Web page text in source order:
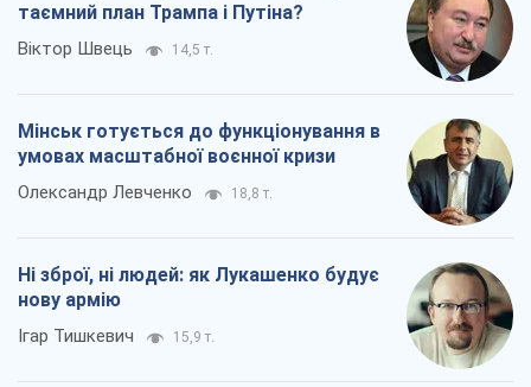
таємний план Трампа і Путіна?
Віктор Швець 14,5 т.
Мінськ готується до функціонування в
умовах масштабної воєнної кризи
Олександр Левченко 18,8 т.
Ні зброї, ні людей: як Лукашенко будує
нову армію
Ігар Тишкевич 15,9 т.